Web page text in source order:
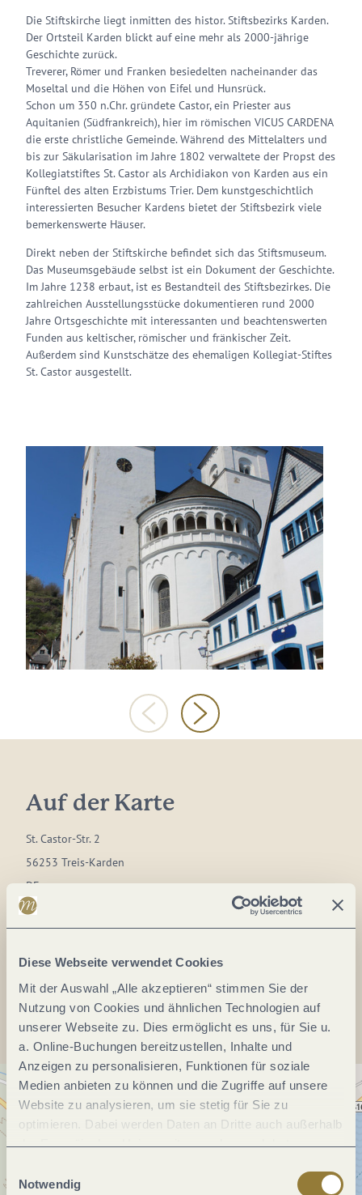
Diese Webseite verwendet Cookies
Mit der Auswahl „Alle akzeptieren“ stimmen Sie der
Nutzung von Cookies und ähnlichen Technologien auf
unserer Webseite zu. Dies ermöglicht es uns, für Sie u.
a. Online-Buchungen bereitzustellen, Inhalte und
Anzeigen zu personalisieren, Funktionen für soziale
Medien anbieten zu können und die Zugriffe auf unsere
Website zu analysieren, um sie stetig für Sie zu
optimieren. Dabei werden Daten an Dritte auch außerhalb
der Europäischen Union weitergegeben und dort
jederzeit widerrufen werden. Mit der Auswahl "Alle
Notwendig
Die Stiftskirche liegt inmitten des histor. Stiftsbezirks Karden.
Der Ortsteil Karden blickt auf eine mehr als 2000-jährige
Geschichte zurück.
Treverer, Römer und Franken besiedelten nacheinander das
Moseltal und die Höhen von Eifel und Hunsrück.
Schon um 350 n.Chr. gründete Castor, ein Priester aus
Aquitanien (Südfrankreich), hier im römischen VICUS CARDENA
die erste christliche Gemeinde. Während des Mittelalters und
bis zur Säkularisation im Jahre 1802 verwaltete der Propst des
Kollegiatstiftes St. Castor als Archidiakon von Karden aus ein
Fünftel des alten Erzbistums Trier. Dem kunstgeschichtlich
interessierten Besucher Kardens bietet der Stiftsbezirk viele
bemerkenswerte Häuser.
Direkt neben der Stiftskirche befindet sich das Stiftsmuseum.
Das Museumsgebäude selbst ist ein Dokument der Geschichte.
Im Jahre 1238 erbaut, ist es Bestandteil des Stiftsbezirkes. Die
zahlreichen Ausstellungsstücke dokumentieren rund 2000
Jahre Ortsgeschichte mit interessanten und beachtenswerten
Funden aus keltischer, römischer und fränkischer Zeit.
Außerdem sind Kunstschätze des ehemaligen Kollegiat-Stiftes
St. Castor ausgestellt.
Auf der Karte
St. Castor-Str. 2
56253 Treis-Karden
DE
Webseite:www.treis-karden.de
Anreise planen